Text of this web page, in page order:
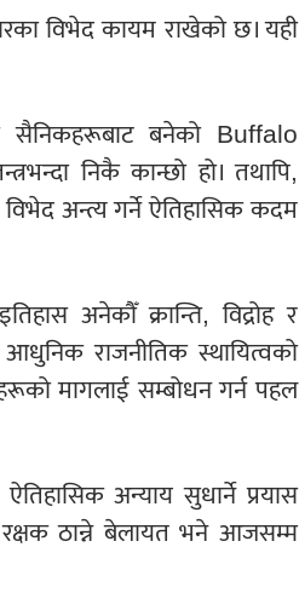
विभेद कायम राखेको छ। यही
सैनिकहरूबाट बनेको Buffalo
निकै कान्छो हो। तथापि,
विभेद अन्त्य गर्ने ऐतिहासिक कदम
अनेकौँ क्रान्ति, विद्रोह र
राजनीतिक स्थायित्वको
मागलाई सम्बोधन गर्न पहल
अन्याय सुधार्ने प्रयास
ठान्ने बेलायत भने आजसम्म